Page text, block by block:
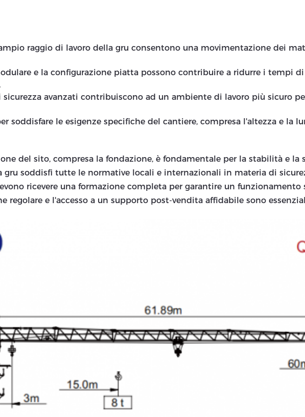
raggio di lavoro della gru consentono una movimentazione dei
e la configurazione piatta possono contribuire a ridurre i tempi
avanzati contribuiscono ad un ambiente di lavoro più sicuro
soddisfare le esigenze specifiche del cantiere, compresa l'altezza e la
del sito, compresa la fondazione, è fondamentale per la stabilità e la
gru soddisfi tutte le normative locali e internazionali in materia di
ricevere una formazione completa per garantire un funzionamento
regolare e l'accesso a un supporto post-vendita affidabile sono